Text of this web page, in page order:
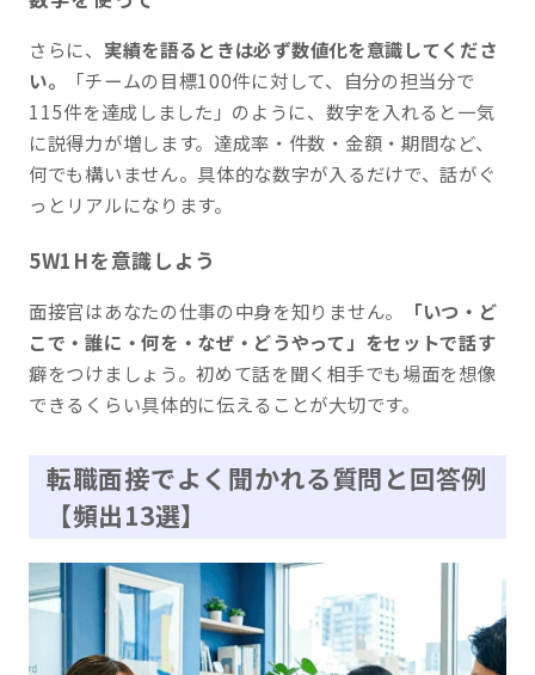
さらに、 実績を語るときは必ず数値化を意識してくださ
い。
「チームの目標100件に対して、自分の担当分で
115件を達成しました」のように、数字を入れると一気
に説得力が増します。達成率・件数・金額・期間など、
何でも構いません。具体的な数字が入るだけで、話がぐ
っとリアルになります。
5W1Hを意識しよう
面接官はあなたの仕事の中身を知りません。
「いつ・ど
こで・誰に・何を・なぜ・どうやって」をセットで話す
癖をつけましょう。初めて話を聞く相手でも場面を想像
できるくらい具体的に伝えることが大切です。
転職面接でよく聞かれる質問と回答例
【頻出13選】